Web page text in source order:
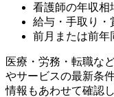
看護師の年収相
給与・手取り・
前月または前年
医療・労務・転職な
やサービスの最新条
情報もあわせて確認